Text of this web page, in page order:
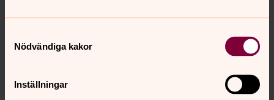
Nödvändiga kakor
Inställningar